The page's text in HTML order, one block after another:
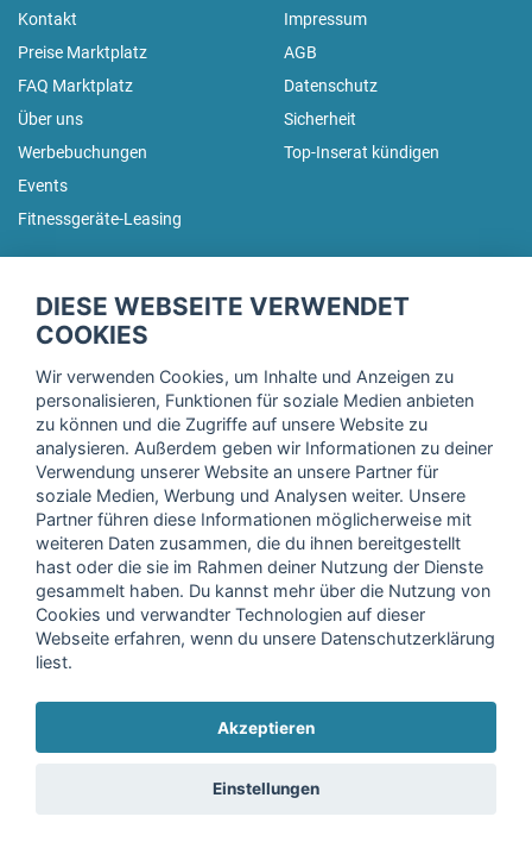
Kontakt
Preise Marktplatz
FAQ Marktplatz
Über uns
Werbebuchungen
Events
Fitnessgeräte-Leasing
Impressum
AGB
Datenschutz
Sicherheit
Top-Inserat kündigen
Trage dich hier für unseren Newsletter ein und erhalte regelmäßig
Ich stimme der Verarbeitung meiner Daten, wie in der
Einwilligungserklärungder fitnessmarkt.de services GmbH
beschrieben, zu und bestätige, dass ich das 16. Lebensjahr
vollendet habe. Ich kann diese Einwilligung jederzeit mit
Wirkung für die Zukunft widerrufen. Weitere Informationen
finden Sie in unsererDatenschutzerklärung.
Copyright © 2026 fitnessmarkt.de services GmbH
DIESE WEBSEITE VERWENDET
COOKIES
Wir verwenden Cookies, um Inhalte und Anzeigen zu
personalisieren, Funktionen für soziale Medien anbieten
zu können und die Zugriffe auf unsere Website zu
analysieren. Außerdem geben wir Informationen zu deiner
Verwendung unserer Website an unsere Partner für
soziale Medien, Werbung und Analysen weiter. Unsere
Partner führen diese Informationen möglicherweise mit
weiteren Daten zusammen, die du ihnen bereitgestellt
hast oder die sie im Rahmen deiner Nutzung der Dienste
gesammelt haben. Du kannst mehr über die Nutzung von
Cookies und verwandter Technologien auf dieser
Webseite erfahren, wenn du unsere Datenschutzerklärung
liest.
Akzeptieren
Einstellungen